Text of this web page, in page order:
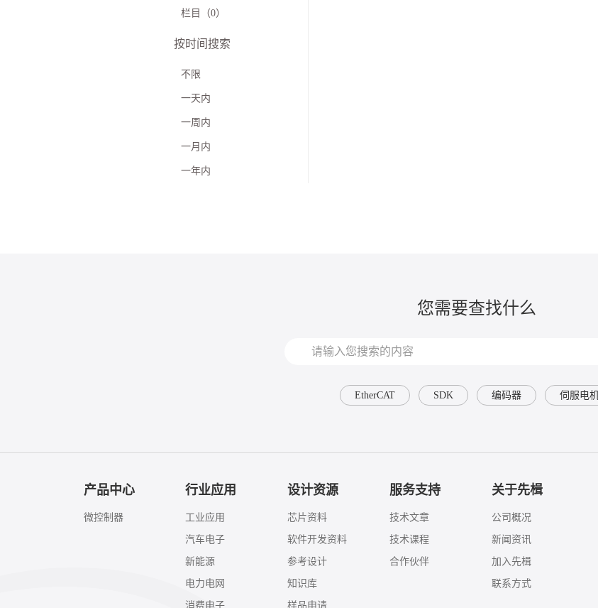
栏目（0）
按时间搜索
不限
一天内
一周内
一月内
一年内
您需要查找什么
EtherCAT SDK 编码器 伺服电
产品中心
微控制器
行业应用
工业应用
汽车电子
新能源
电力电网
消费电子
设计资源
芯片资料
软件开发资料
参考设计
知识库
样品申请
服务支持
技术文章
技术课程
合作伙伴
关于先楫
公司概况
新闻资讯
加入先楫
联系方式